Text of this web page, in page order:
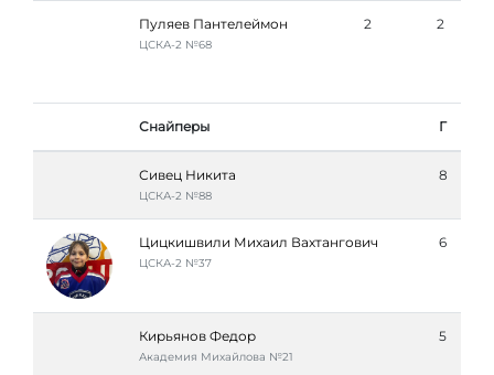
Пуляев Пантелеймон
ЦСКА-2 №68
2 2
Снайперы Г
Сивец Никита
ЦСКА-2 №88
8
Цицкишвили Михаил Вахтангович
ЦСКА-2 №37
6
Кирьянов Федор
Академия Михайлова №21
5